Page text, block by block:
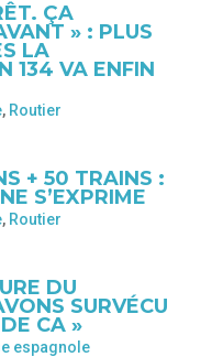
ÇA
» : PLUS
LA
134 VA ENFIN
, Routier
+ 50 TRAINS :
S’EXPRIME
, Routier
DU
SURVÉCU
CA »
espagnole